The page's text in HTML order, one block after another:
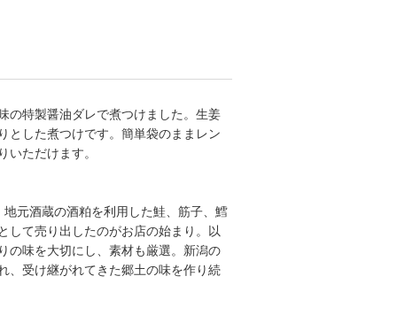
の特製醤油ダレで煮つけました。生姜
とした煮つけです。簡単袋のままレン
いただけます。
元酒蔵の酒粕を利用した鮭、筋子、鱈
して売り出したのがお店の始まり。以
の味を大切にし、素材も厳選。新潟の
、受け継がれてきた郷土の味を作り続